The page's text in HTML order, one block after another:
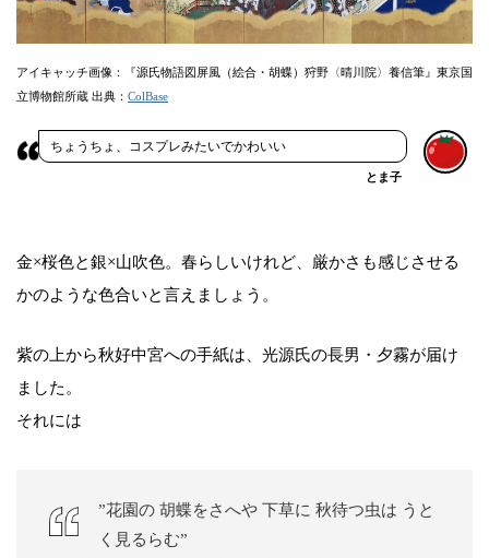
アイキャッチ画像：『源氏物語図屏風（絵合・胡蝶）狩野〈晴川院〉養信筆』東京国
立博物館所蔵 出典： ColBase
ちょうちょ、コスプレみたいでかわいい
とま子
金×桜色と銀×山吹色。春らしいけれど、厳かさも感じさせる
かのような色合いと言えましょう。
紫の上から秋好中宮への手紙は、光源氏の長男・夕霧が届け
ました。
それには
”花園の 胡蝶をさへや 下草に 秋待つ虫は うと
く見るらむ”